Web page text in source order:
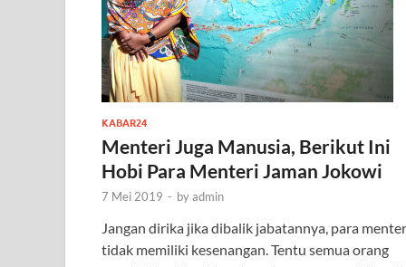
KABAR24
Menteri Juga Manusia, Berikut Ini
Hobi Para Menteri Jaman Jokowi
7 Mei 2019 - byadmin
Jangan dirika jika dibalik jabatannya, para
tidak memiliki kesenangan. Tentu semua orang